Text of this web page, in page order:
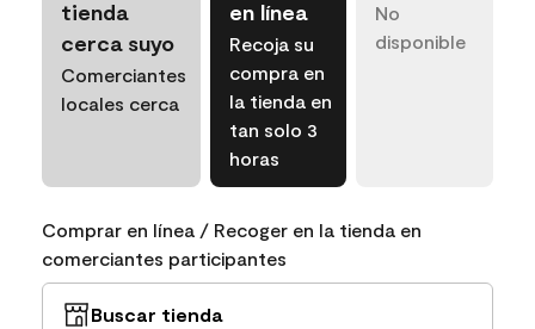
tienda
cerca suyo
Comerciantes
locales cerca
en línea
Recoja su
compra en
la tienda en
tan solo 3
horas
No
disponible
Comprar en línea / Recoger en la tienda en
comerciantes participantes
Buscar tienda